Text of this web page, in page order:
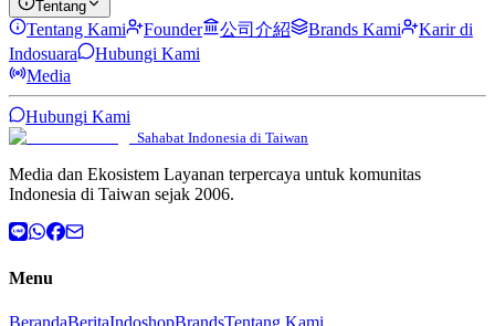
Tentang
Tentang Kami Founder 公司介紹 Brands Kami
Karir di
Indosuara
Hubungi Kami
Media
Hubungi Kami
Sahabat Indonesia di Taiwan
Media dan Ekosistem Layanan terpercaya untuk komunitas
Indonesia di Taiwan sejak 2006.
Menu
BerandaBeritaIndoshopBrandsTentang Kami